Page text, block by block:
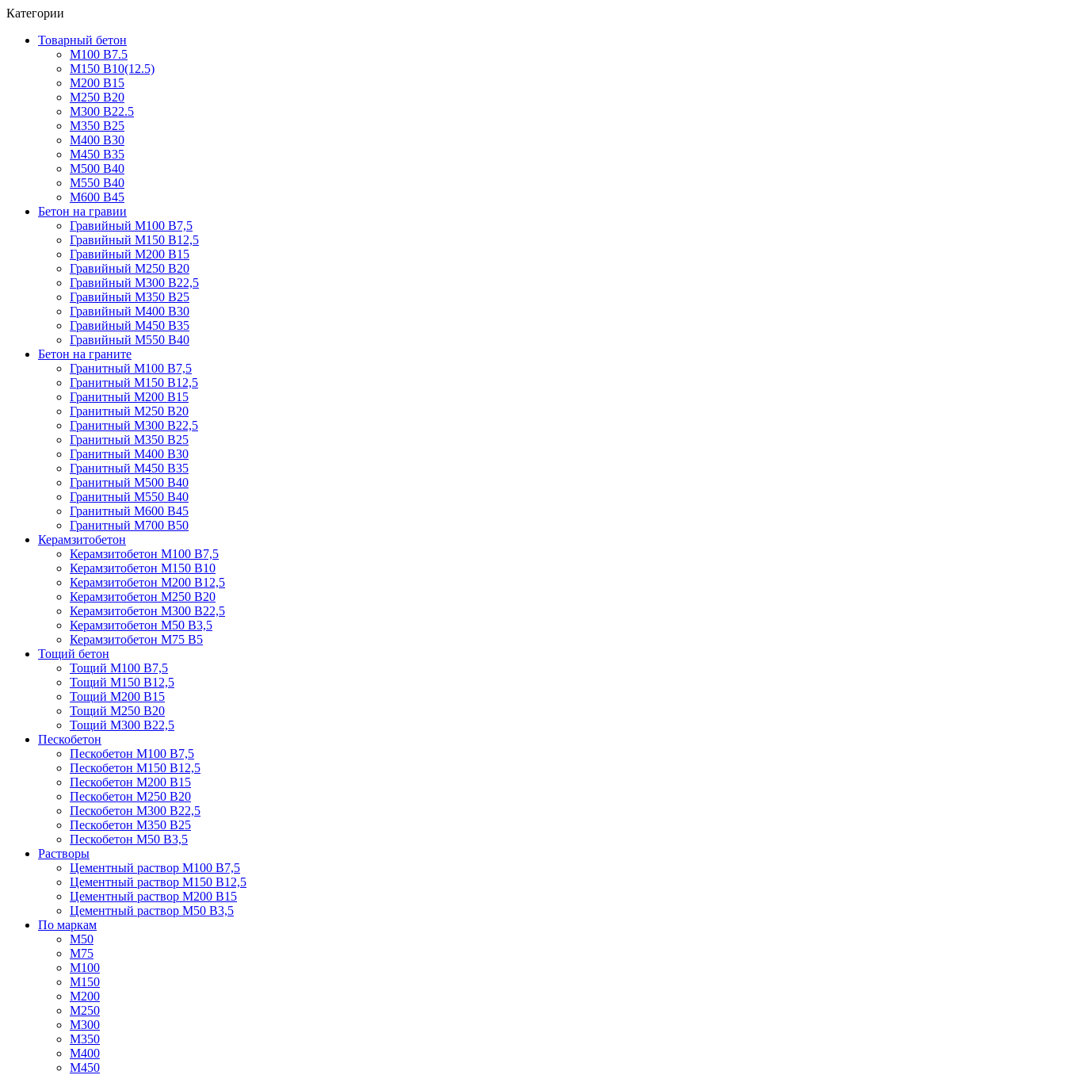
Категории
Товарный бетон
М100 В7.5
М150 В10(12.5)
М200 В15
М250 В20
М300 В22.5
М350 В25
М400 В30
М450 В35
М500 В40
М550 В40
М600 В45
Бетон на гравии
Гравийный М100 В7,5
Гравийный М150 В12,5
Гравийный М200 В15
Гравийный М250 В20
Гравийный М300 В22,5
Гравийный М350 В25
Гравийный М400 В30
Гравийный М450 В35
Гравийный М550 В40
Бетон на граните
Гранитный М100 В7,5
Гранитный М150 В12,5
Гранитный М200 В15
Гранитный М250 В20
Гранитный М300 В22,5
Гранитный М350 В25
Гранитный М400 В30
Гранитный М450 В35
Гранитный М500 В40
Гранитный М550 В40
Гранитный М600 В45
Гранитный М700 В50
Керамзитобетон
Керамзитобетон М100 В7,5
Керамзитобетон М150 В10
Керамзитобетон М200 В12,5
Керамзитобетон М250 В20
Керамзитобетон М300 В22,5
Керамзитобетон М50 В3,5
Керамзитобетон М75 В5
Тощий бетон
Тощий М100 В7,5
Тощий М150 В12,5
Тощий М200 В15
Тощий М250 В20
Тощий М300 В22,5
Пескобетон
Пескобетон М100 В7,5
Пескобетон М150 В12,5
Пескобетон М200 В15
Пескобетон М250 В20
Пескобетон М300 В22,5
Пескобетон М350 В25
Пескобетон М50 В3,5
Растворы
Цементный раствор М100 В7,5
Цементный раствор М150 В12,5
Цементный раствор М200 В15
Цементный раствор М50 В3,5
По маркам
М50
М75
М100
М150
М200
М250
М300
М350
М400
М450